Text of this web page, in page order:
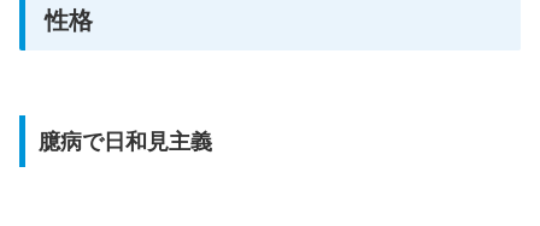
性格
臆病で日和見主義